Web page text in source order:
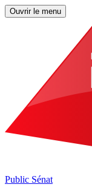
Ouvrir le menu
Public Sénat